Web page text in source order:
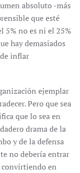
absoluto -más
que esté
5% no es ni el 25%
hay demasiados
inflar
ejemplar
Pero que sea
que lo sea en
drama de la
y de la defensa
no debería entrar
convirtiendo en